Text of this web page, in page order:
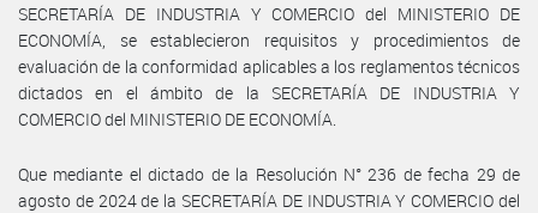
SECRETARÍA DE INDUSTRIA Y COMERCIO del MINISTERIO DE
ECONOMÍA, se establecieron requisitos y procedimientos de
evaluación de la conformidad aplicables a los reglamentos técnicos
dictados en el ámbito de la SECRETARÍA DE INDUSTRIA Y
COMERCIO del MINISTERIO DE ECONOMÍA.
Que mediante el dictado de la Resolución N° 236 de fecha 29 de
agosto de 2024 de la SECRETARÍA DE INDUSTRIA Y COMERCIO del